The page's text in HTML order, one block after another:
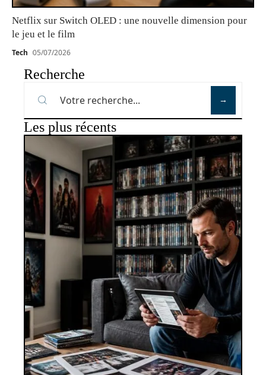
Netflix sur Switch OLED : une nouvelle dimension pour
le jeu et le film
Tech 05/07/2026
Recherche
Les plus récents